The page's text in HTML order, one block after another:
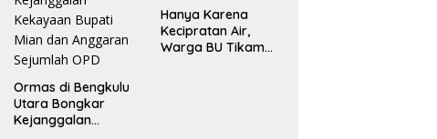
Ormas di Bengkulu
Utara Bongkar
Kejanggalan
Hanya Karena
Kecipratan Air,
Warga BU Tikam